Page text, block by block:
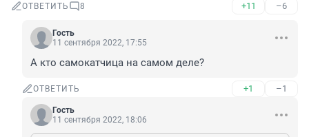
ОТВЕТИТЬ 8 +11 –6
Гость
11 сентября 2022, 17:55
А кто самокатчица на самом деле?
ОТВЕТИТЬ +1 –1
Гость
11 сентября 2022, 18:06